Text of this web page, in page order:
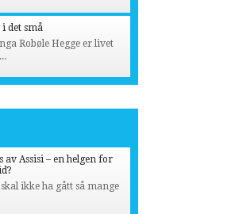
i det små
Robøle Hegge er livet
av Assisi – en helgen for
ikke ha gått så mange